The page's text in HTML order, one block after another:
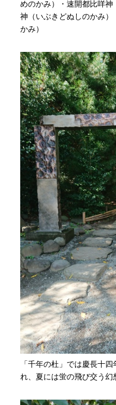
めのかみ）・速開都比咩
神（いぶきどぬしのかみ
かみ）
「千年の杜」では慶長十
れ、夏には蛍の飛び交う幻